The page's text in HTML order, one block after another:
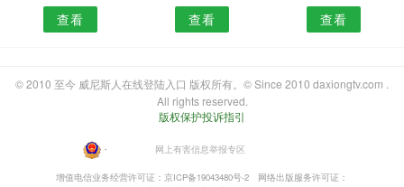
查看 查看 查看
© 2010 至今 威尼斯人在线登陆入口 版权所有。© Since 2010 daxiongtv.com .
All rights reserved.
版权保护投诉指引
・ 网上有害信息举报专区
增值电信业务经营许可证：京ICP备19043480号-2
网络出版服务许可证：